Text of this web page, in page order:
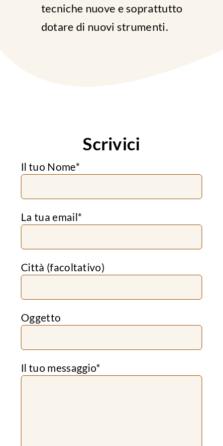
tecniche nuove e soprattutto
dotare di nuovi strumenti.
Scrivici
Il tuo Nome*
La tua email*
Città (facoltativo)
Oggetto
Il tuo messaggio*